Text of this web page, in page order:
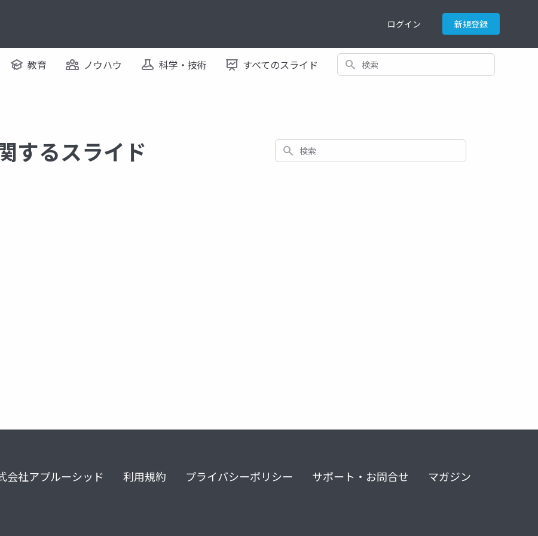
ログイン 新規登録
教育 ノウハウ 科学・技術 すべてのスライド 検索
するスライド 検索
会社アプルーシッド 利用規約 プライバシーポリシー サポート・お問合せ マガジン